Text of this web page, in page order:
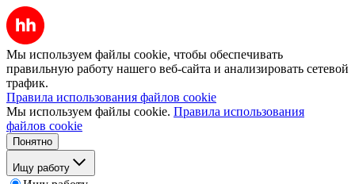
Мы используем файлы cookie, чтобы обеспечивать
правильную работу нашего веб-сайта и анализировать сетевой
трафик.
Правила использования файлов cookie
Мы используем файлы cookie. Правила использования
файлов cookie
Понятно
Ищу работу